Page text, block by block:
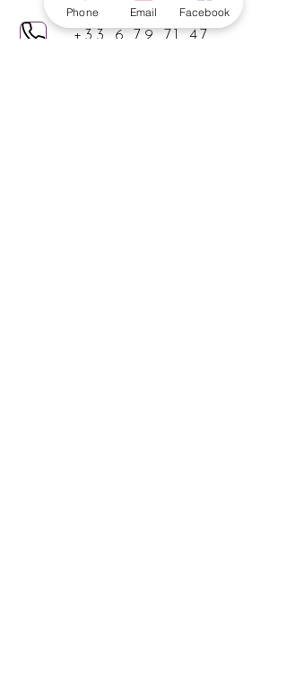
+33 6 79 71 47
Phone Email Facebook